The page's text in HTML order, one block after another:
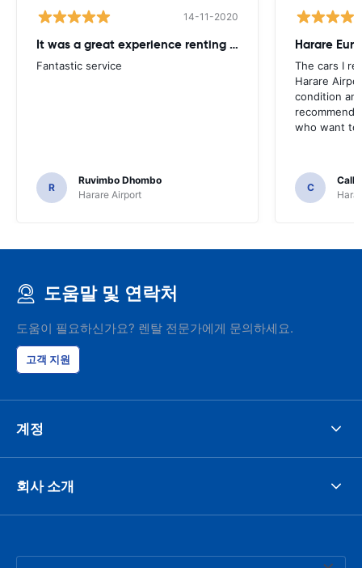
14-11-2020
It was a great experience renting from Europcar
Fantastic service
R
Ruvimbo Dhombo
Harare Airport
Harare
The cars I
Harare
condition
recommend
who want to
C
도움말 및 연락처
도움이 필요하신가요? 렌탈 전문가에게 문의하세요.
고객 지원
계정
회사 소개